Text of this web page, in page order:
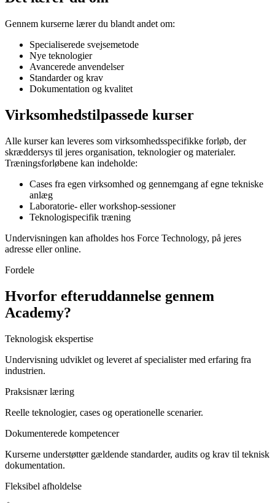
Gennem kurserne lærer du blandt andet om:
Specialiserede svejsemetode
Nye teknologier
Avancerede anvendelser
Standarder og krav
Dokumentation og kvalitet
Virksomhedstilpassede kurser
Alle kurser kan leveres som virksomhedsspecifikke forløb, der
skræddersys til jeres organisation, teknologier og materialer.
Træningsforløbene kan indeholde:
Cases fra egen virksomhed og gennemgang af egne tekniske
anlæg
Laboratorie- eller workshop-sessioner
Teknologispecifik træning
Undervisningen kan afholdes hos Force Technology, på jeres
adresse eller online.
Fordele
Hvorfor efteruddannelse gennem
Academy?
Teknologisk ekspertise
Undervisning udviklet og leveret af specialister med erfaring fra
industrien.
Praksisnær læring
Reelle teknologier, cases og operationelle scenarier.
Dokumenterede kompetencer
Kurserne understøtter gældende standarder, audits og krav til teknisk
dokumentation.
Fleksibel afholdelse